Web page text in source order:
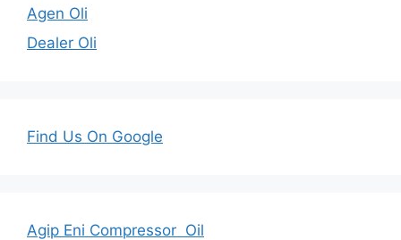
Agen Oli
Dealer Oli
Find Us On Google
Agip Eni Compressor Oil